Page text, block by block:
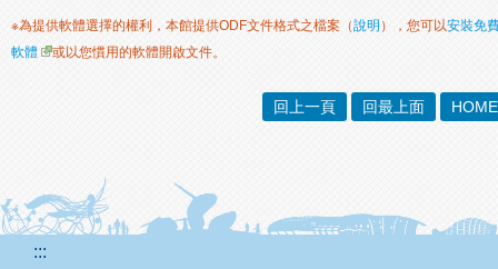
※為提供軟體選擇的權利，本館提供ODF文件格式之檔案（說明 ），您可以安裝免
軟體
或以您慣用的軟體開啟文件。
回上一頁 回最上面 HOME
:::